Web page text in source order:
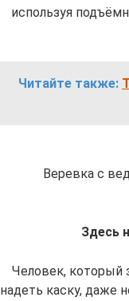
используя
Читайте также:
Веревка с
Здесь
Человек, который
надеть каску, даже